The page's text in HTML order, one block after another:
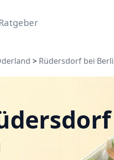
> Rüdersdorf bei